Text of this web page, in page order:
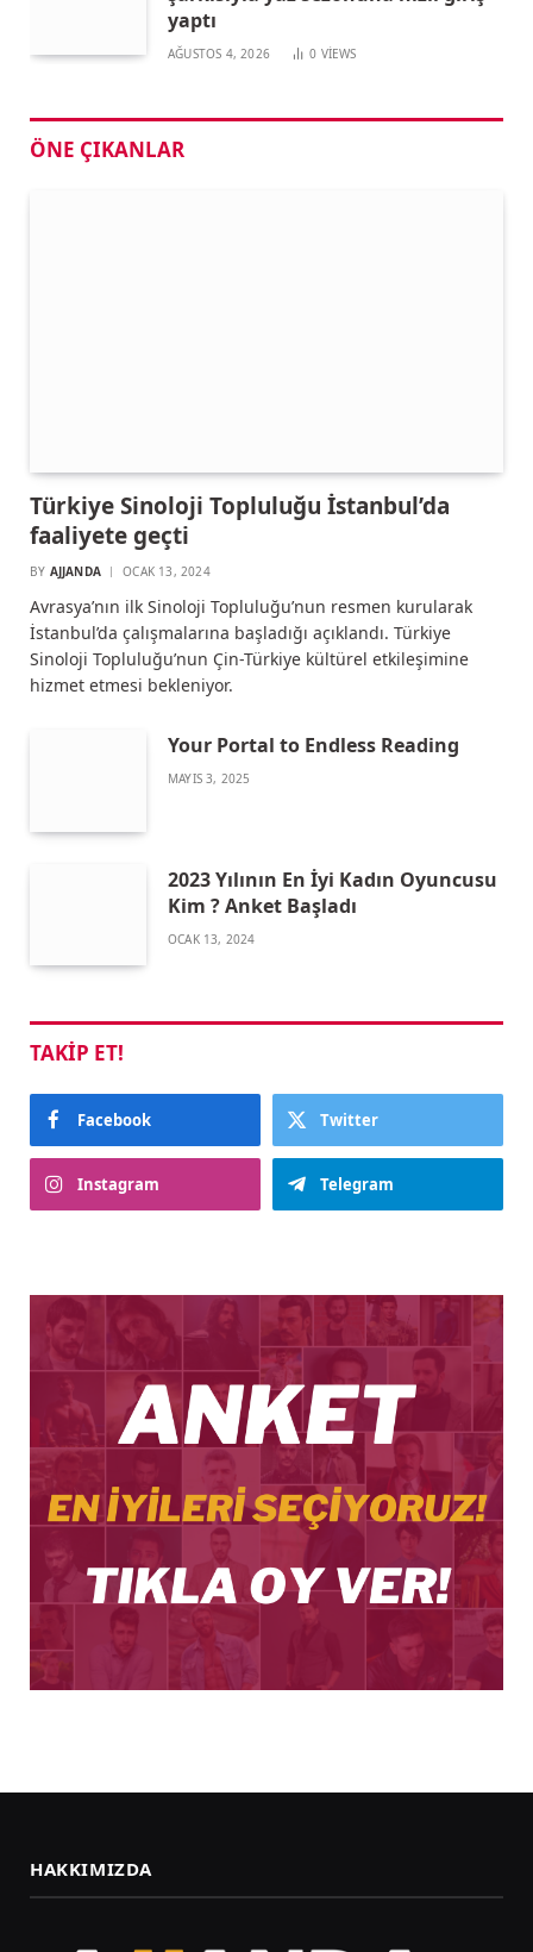
yaptı
AĞUSTOS 4, 2026 0 VIEWS
ÖNE ÇIKANLAR
Türkiye Sinoloji Topluluğu İstanbul’da
faaliyete geçti
BY AJJANDA OCAK 13, 2024
Avrasya’nın ilk Sinoloji Topluluğu’nun resmen kurularak
İstanbul’da çalışmalarına başladığı açıklandı. Türkiye
Sinoloji Topluluğu’nun Çin-Türkiye kültürel etkileşimine
hizmet etmesi bekleniyor.
Your Portal to Endless Reading
MAYIS 3, 2025
2023 Yılının En İyi Kadın Oyuncusu
Kim ? Anket Başladı
OCAK 13, 2024
TAKIP ET!
Facebook Twitter
Instagram Telegram
HAKKIMIZDA